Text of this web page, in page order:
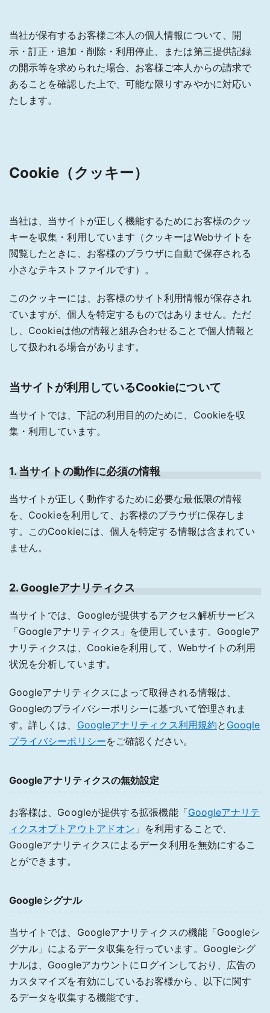
当社が保有するお客様ご本人の個人情報について、開
示・訂正・追加・削除・利用停止、または第三提供記録
の開示等を求められた場合、お客様ご本人からの請求で
あることを確認した上で、可能な限りすみやかに対応い
たします。
Cookie（クッキー）
当社は、当サイトが正しく機能するためにお客様のクッ
キーを収集・利用しています（クッキーはWebサイトを
閲覧したときに、お客様のブラウザに自動で保存される
小さなテキストファイルです）。
このクッキーには、お客様のサイト利用情報が保存され
ていますが、個人を特定するものではありません。ただ
し、Cookieは他の情報と組み合わせることで個人情報と
して扱われる場合があります。
当サイトが利用しているCookieについて
当サイトでは、下記の利用目的のために、Cookieを収
集・利用しています。
1. 当サイトの動作に必須の情報
当サイトが正しく動作するために必要な最低限の情報
を、Cookieを利用して、お客様のブラウザに保存しま
す。このCookieには、個人を特定する情報は含まれてい
ません。
2. Googleアナリティクス
当サイトでは、Googleが提供するアクセス解析サービス
「Googleアナリティクス」を使用しています。Googleア
ナリティクスは、Cookieを利用して、Webサイトの利用
状況を分析しています。
Googleアナリティクスによって取得される情報は、
Googleのプライバシーポリシーに基づいて管理されま
す。詳しくは、 Googleアナリティクス利用規約と Google
プライバシーポリシーをご確認ください。
Googleアナリティクスの無効設定
お客様は、Googleが提供する拡張機能「Googleアナリテ
ィクスオプトアウトアドオン 」を利用することで、
Googleアナリティクスによるデータ利用を無効にするこ
とができます。
Googleシグナル
当サイトでは、Googleアナリティクスの機能「Googleシ
グナル」によるデータ収集を行っています。Googleシグ
ナルは、Googleアカウントにログインしており、広告の
カスタマイズを有効にしているお客様から、以下に関す
るデータを収集する機能です。